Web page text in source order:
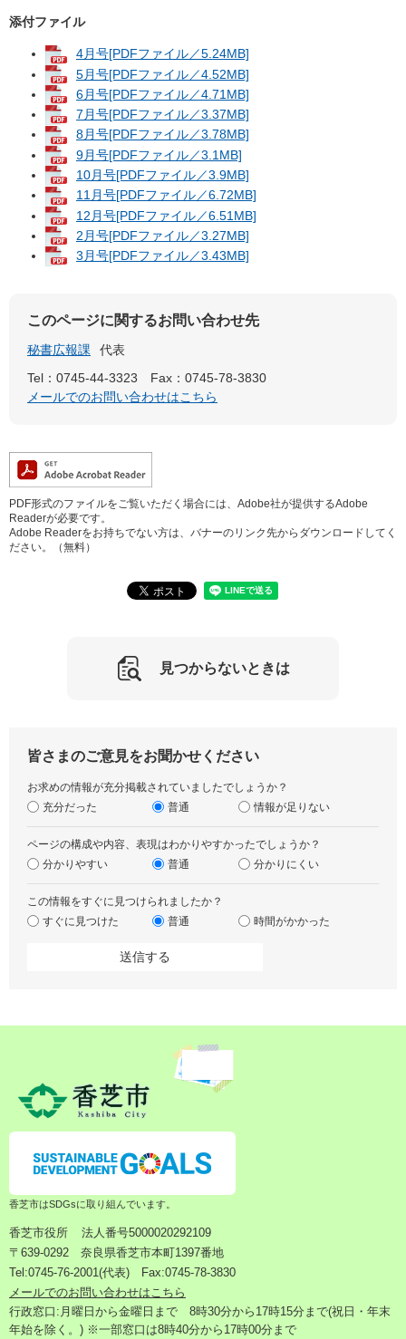
添付ファイル
4月号[PDFファイル／5.24MB]
5月号[PDFファイル／4.52MB]
6月号[PDFファイル／4.71MB]
7月号[PDFファイル／3.37MB]
8月号[PDFファイル／3.78MB]
9月号[PDFファイル／3.1MB]
10月号[PDFファイル／3.9MB]
11月号[PDFファイル／6.72MB]
12月号[PDFファイル／6.51MB]
2月号[PDFファイル／3.27MB]
3月号[PDFファイル／3.43MB]
このページに関するお問い合わせ先
秘書広報課
代表
Tel：0745-44-3323
Fax：0745-78-3830
メールでのお問い合わせはこちら
PDF形式のファイルをご覧いただく場合には、Adobe社が提供するAdobe
Readerが必要です。
Adobe Readerをお持ちでない方は、バナーのリンク先からダウンロードしてく
ださい。（無料）
見つからないときは
皆さまのご意見をお聞かせください
お求めの情報が充分掲載されていましたでしょうか？
充分だった
普通 情報が足りない
ページの構成や内容、表現はわかりやすかったでしょうか？
分かりやすい
普通 分かりにくい
この情報をすぐに見つけられましたか？
すぐに見つけた
普通 時間がかかった
香芝市はSDGsに取り組んでいます。
香芝市役所
法人番号5000020292109
〒639-0292 奈良県香芝市本町1397番地
Tel:0745-76-2001(代表) Fax:0745-78-3830
メールでのお問い合わせはこちら
行政窓口:月曜日から金曜日まで 8時30分から17時15分まで(祝日・年末
年始を除く。) ※一部窓口は8時40分から17時00分まで